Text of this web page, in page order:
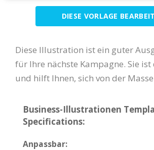
DIESE VORLAGE
Diese Illustration ist ein guter
für Ihre nächste Kampagne. Sie
und hilft Ihnen, sich von der
Business-Illustrationen
Specifications:
Anpassbar: